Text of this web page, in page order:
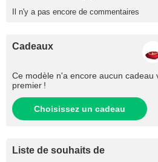
Il n'y a pas encore de commentaires
Cadeaux
Ce modèle n'a encore aucun cadeau
premier !
Choisissez un cadeau
Liste de souhaits de